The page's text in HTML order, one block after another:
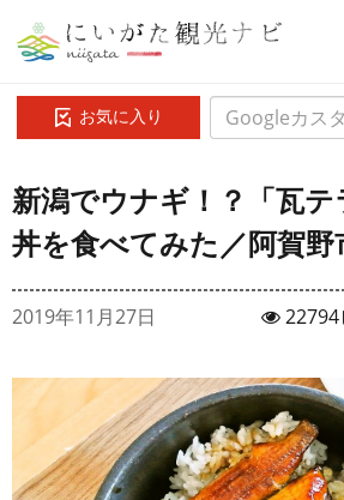
お気に入り
新潟でウナギ！？「瓦
丼を食べてみた／阿賀野
2019年11月27日 22794